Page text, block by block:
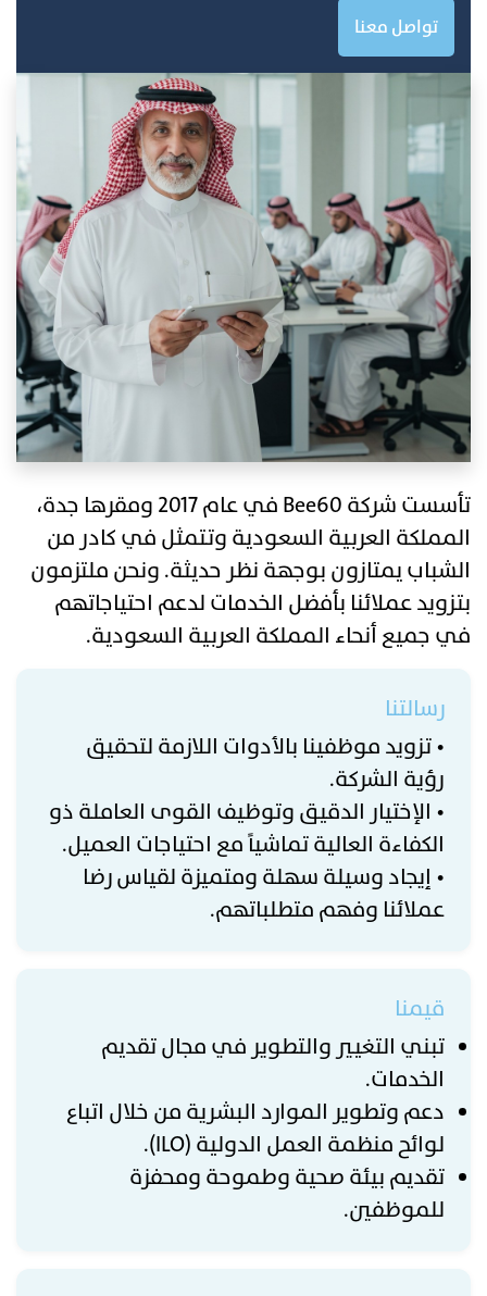
تواصل معنا
تأسست شركة Bee60 في عام 2017 ومقرها جدة،
المملكة العربية السعودية وتتمثل في كادر من
الشباب يمتازون بوجهة نظر حديثة. ونحن ملتزمون
بتزويد عملائنا بأفضل الخدمات لدعم احتياجاتهم
في جميع أنحاء المملكة العربية السعودية.
رسالتنا
• تزويد موظفينا بالأدوات اللازمة لتحقيق
رؤية الشركة.
• الإختيار الدقيق وتوظيف القوى العاملة ذو
الكفاءة العالية تماشياً مع احتياجات العميل.
• إيجاد وسيلة سهلة ومتميزة لقياس رضا
عملائنا وفهم متطلباتهم.
قيمنا
تبني التغيير والتطوير في مجال تقديم
الخدمات.
دعم وتطوير الموارد البشرية من خلال اتباع
لوائح منظمة العمل الدولية (ILO).
تقديم بيئة صحية وطموحة ومحفزة
للموظفين.